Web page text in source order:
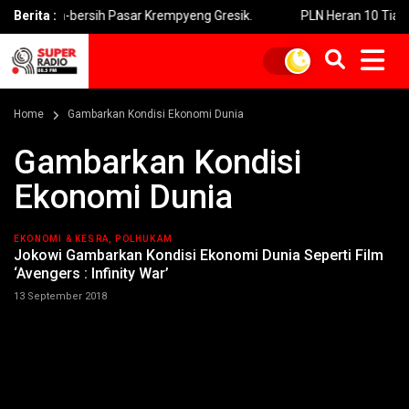
Berita :
bersih Pasar Krempyeng Gresik. PLN Heran 10 Tiang
Home Gambarkan Kondisi Ekonomi Dunia
Gambarkan Kondisi
Ekonomi Dunia
EKONOMI & KESRA, POLHUKAM
Jokowi Gambarkan Kondisi Ekonomi Dunia Seperti Film
‘Avengers : Infinity War’
13 September 2018